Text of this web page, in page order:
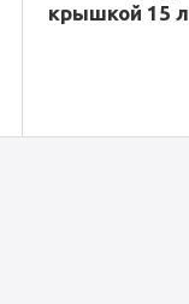
крышкой 15 л